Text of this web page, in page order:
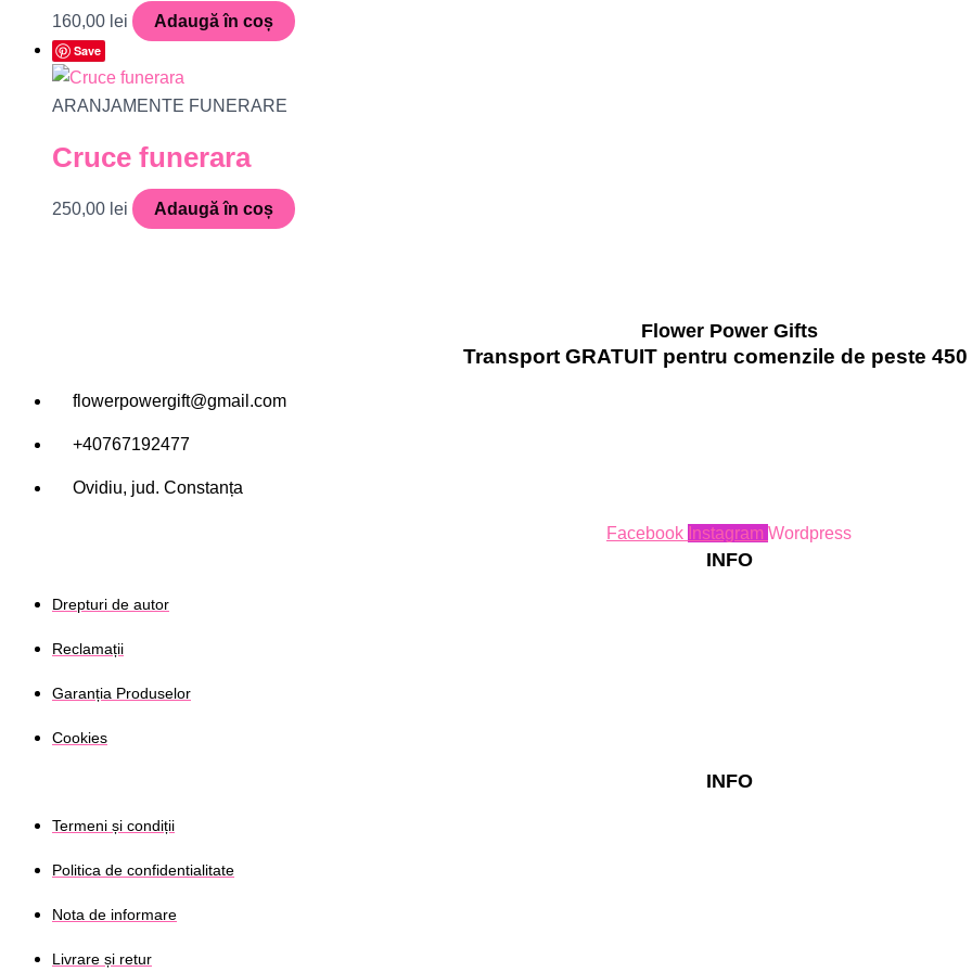
160,00 lei Adaugă în coș
Save
ARANJAMENTE FUNERARE
Cruce funerara
250,00 lei Adaugă în coș
Flower Power Gifts
Transport GRATUIT pentru comenzile de peste 450
flowerpowergift@gmail.com
+40767192477
Ovidiu, jud. Constanța
Facebook Instagram Wordpress
INFO
Drepturi de autor
Reclamații
Garanția Produselor
Cookies
INFO
Termeni și condiții
Politica de confidentialitate
Nota de informare
Livrare și retur